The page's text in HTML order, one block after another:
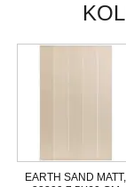
EARTH SAND MATT,